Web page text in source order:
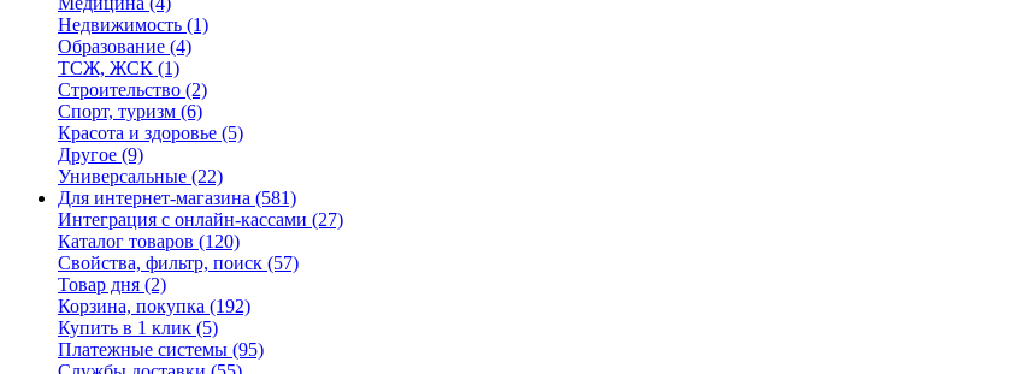
Недвижимость (1)
Образование (4)
ТСЖ, ЖСК (1)
Строительство (2)
Спорт, туризм (6)
Красота и здоровье (5)
Другое (9)
Универсальные (22)
Для интернет-магазина (581)
Интеграция с онлайн-кассами (27)
Каталог товаров (120)
Свойства, фильтр, поиск (57)
Товар дня (2)
Корзина, покупка (192)
Купить в 1 клик (5)
Платежные системы (95)